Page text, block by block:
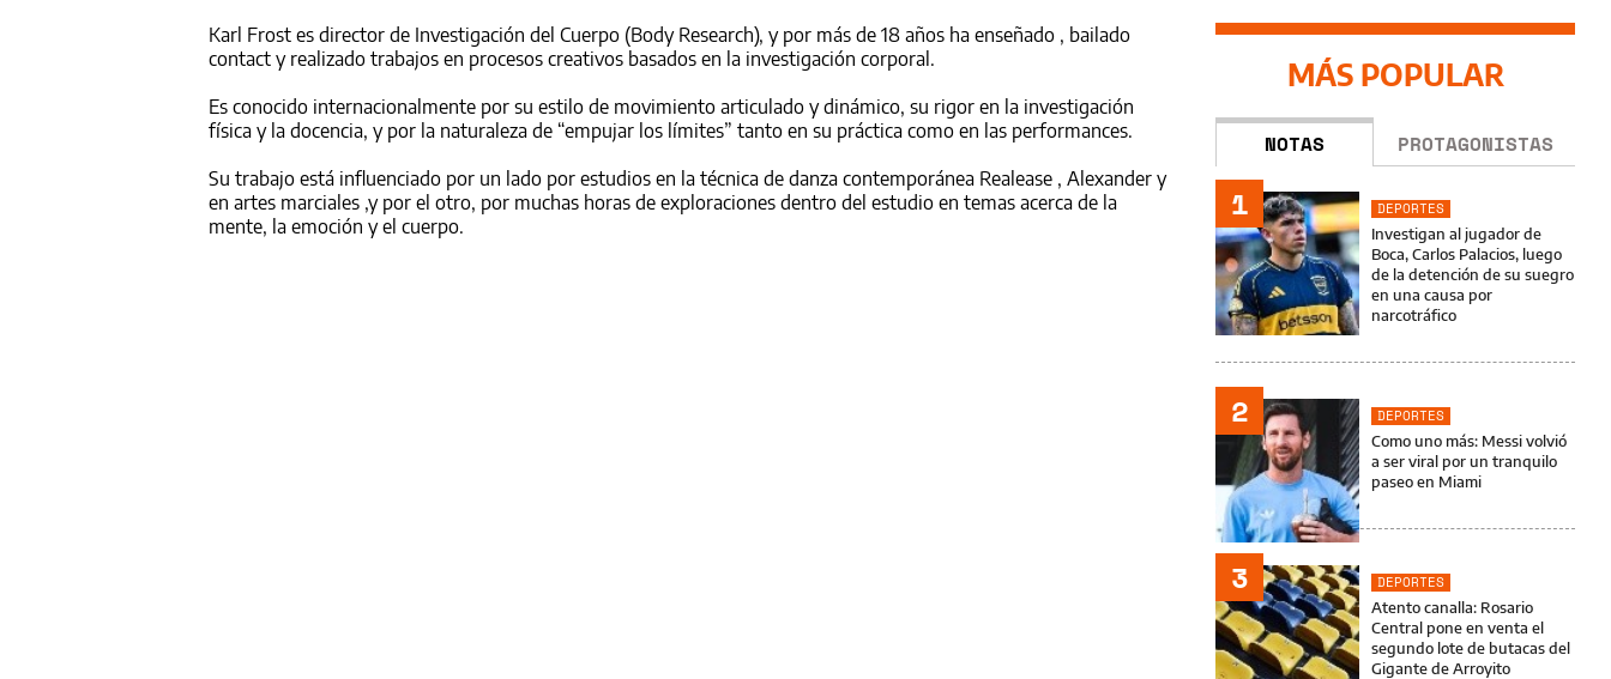
Karl Frost es director de Investigación del Cuerpo (Body Research), y por más de 18 años ha enseñado , bailado
contact y realizado trabajos en procesos creativos basados en la investigación corporal.
Es conocido internacionalmente por su estilo de movimiento articulado y dinámico, su rigor en la investigación
física y la docencia, y por la naturaleza de “empujar los límites” tanto en su práctica como en las performances.
Su trabajo está influenciado por un lado por estudios en la técnica de danza contemporánea Realease , Alexander y
en artes marciales ,y por el otro, por muchas horas de exploraciones dentro del estudio en temas acerca de la
mente, la emoción y el cuerpo.
MÁS POPULAR
NOTAS PROTAGONISTAS
1
DEPORTES
Investigan al jugador de
Boca, Carlos Palacios, luego
de la detención de su suegro
en una causa por
narcotráfico
2
DEPORTES
Como uno más: Messi volvió
a ser viral por un tranquilo
paseo en Miami
3
DEPORTES
Atento canalla: Rosario
Central pone en venta el
segundo lote de butacas del
Gigante de Arroyito